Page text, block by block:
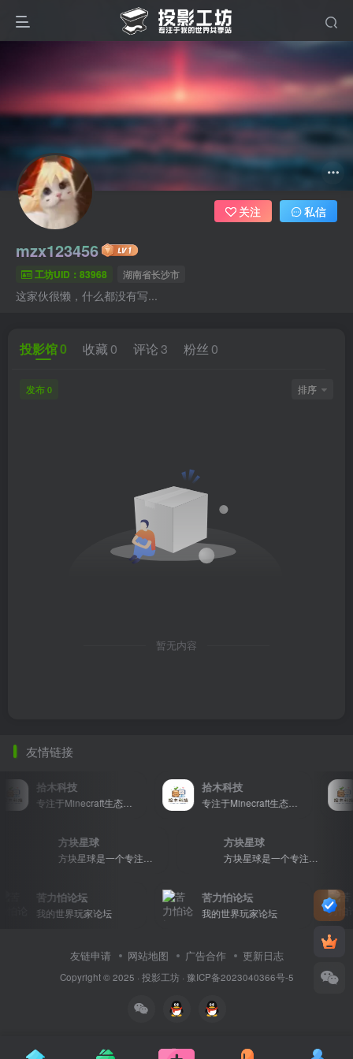
mzx123456
工坊UID：83968 湖南省长沙市
这家伙很懒，什么都没有写...
关注 私信
投影馆0 收藏 0 评论 3 粉丝 0
发布 0 排序
暂无内容
友情链接
拾木科技
专注于Minecraft生态建设
拾木科技
专注于Minecraft生态建设
方块星球
方块星球是一个专注于我的世界的中文论坛，提供丰富的资源分享、玩家交流和创意展示，包括地图、皮肤、数据包等内容，打造Minecraft玩家的专属社区乐园！
方块星球
方块星球是一个专注于我的世界的中文论坛，提供丰富的资源分享、玩家交流和创意展示，包括地图、皮肤、数据包等内容，打造Minecraft玩家的专属社区乐园！
苦力怕论坛
我的世界玩家论坛
苦力怕论坛
我的世界玩家论坛
友链申请 网站地图 广告合作 更新日志
Copyright © 2025 · 投影工坊· 豫ICP备2023040366号-5